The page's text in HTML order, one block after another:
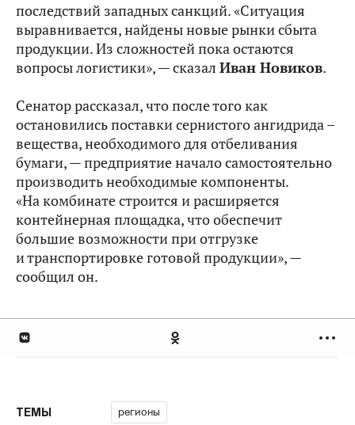
последствий западных санкций. «Ситуация
выравнивается, найдены новые рынки сбыта
продукции. Из сложностей пока остаются
вопросы логистики», — сказал Иван Новиков.
Сенатор рассказал, что после того как
остановились поставки сернистого ангидрида –
вещества, необходимого для отбеливания
бумаги, — предприятие начало самостоятельно
производить необходимые компоненты.
«На комбинате строится и расширяется
контейнерная площадка, что обеспечит
большие возможности при отгрузке
и транспортировке готовой продукции», —
сообщил он.
ТЕМЫ регионы